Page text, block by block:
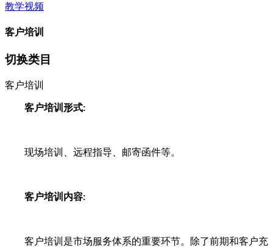
教学视频
客户培训
切换类目
客户培训
客户培训形式:
现场培训、远程指导、邮寄函件等。
客户培训内容:
客户培训是市场服务体系的重要环节。除了前期和客户充